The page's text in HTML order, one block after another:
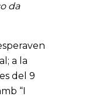
da
a la
del 9
“I